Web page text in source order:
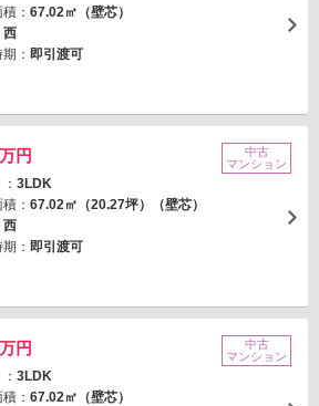
： 67.02㎡（壁芯）
西
： 即引渡可
円
3LDK
： 67.02㎡（20.27坪）（壁芯）
西
： 即引渡可
中古
マンション
円
3LDK
： 67.02㎡（壁芯）
中古
マンション